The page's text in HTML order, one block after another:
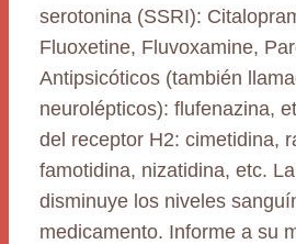
serotonina (SSRI):
Fluoxetine, Fluvoxamine,
Antipsicóticos (también
neurolépticos): flufenazina,
del receptor H2: cimetidina,
famotidina, nizatidina, etc.
disminuye los niveles
medicamento. Informe a su